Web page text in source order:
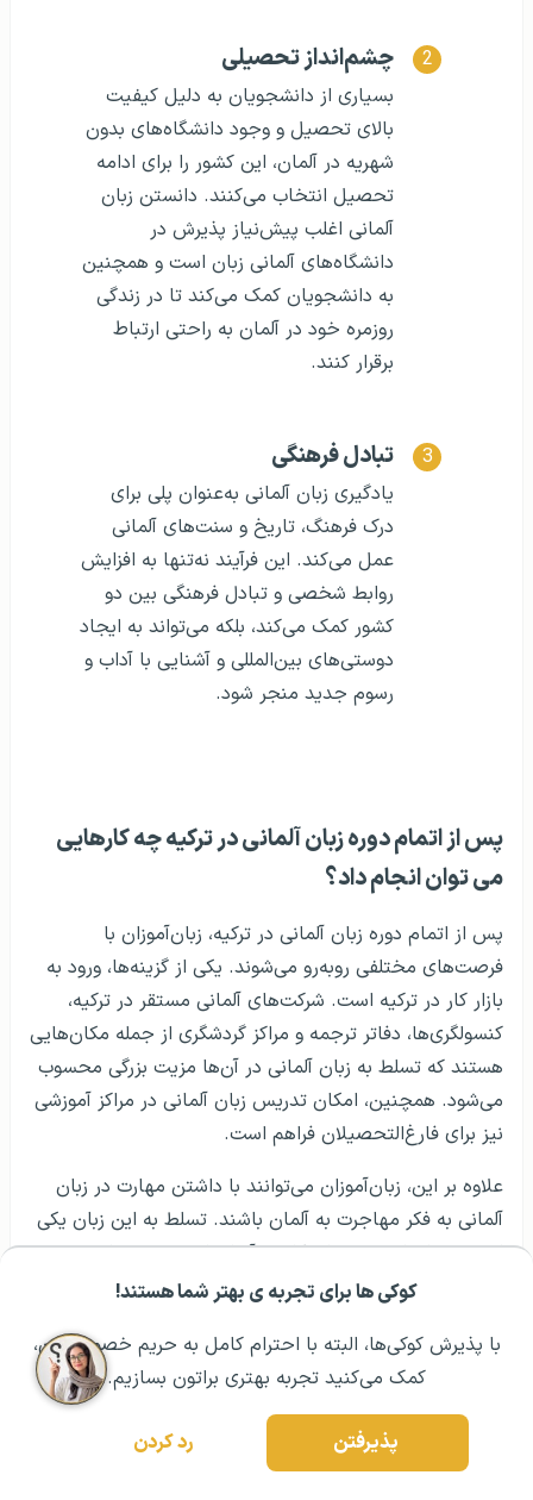
کوکی ها برای تجربه ی بهتر شما هستند!
با پذیرش کوکی‌ها، البته با احترام کامل به حریم خصوصیتون،
کمک می‌کنید تجربه بهتری براتون بسازیم.
پذیرفتن رد کردن
مشــاوره اولیه رایگان: ۰۲۱ ۴۳۰۰۰ ۰۲۱ رزرو مشاوره تخصصی
چشم‌انداز تحصیلی
بسیاری از دانشجویان به دلیل کیفیت
بالای تحصیل و وجود دانشگاه‌های بدون
شهریه در آلمان، این کشور را برای ادامه
تحصیل انتخاب می‌کنند. دانستن زبان
آلمانی اغلب پیش‌نیاز پذیرش در
دانشگاه‌های آلمانی زبان است و همچنین
به دانشجویان کمک می‌کند تا در زندگی
روزمره خود در آلمان به راحتی ارتباط
برقرار کنند.
تبادل فرهنگی
یادگیری زبان آلمانی به‌عنوان پلی برای
درک فرهنگ، تاریخ و سنت‌های آلمانی
عمل می‌کند. این فرآیند نه‌تنها به افزایش
روابط شخصی و تبادل فرهنگی بین دو
کشور کمک می‌کند، بلکه می‌تواند به ایجاد
دوستی‌های بین‌المللی و آشنایی با آداب و
رسوم جدید منجر شود.
پس از اتمام دوره زبان آلمانی در ترکیه چه کارهایی
می توان انجام داد؟
پس از اتمام دوره زبان آلمانی در ترکیه، زبان‌آموزان با
فرصت‌های مختلفی روبه‌رو می‌شوند. یکی از گزینه‌ها، ورود به
بازار کار در ترکیه است. شرکت‌های آلمانی مستقر در ترکیه،
کنسولگری‌ها، دفاتر ترجمه و مراکز گردشگری از جمله مکان‌هایی
هستند که تسلط به زبان آلمانی در آن‌ها مزیت بزرگی محسوب
می‌شود. همچنین، امکان تدریس زبان آلمانی در مراکز آموزشی
نیز برای فارغ‌التحصیلان فراهم است.
علاوه بر این، زبان‌آموزان می‌توانند با داشتن مهارت در زبان
آلمانی به فکر مهاجرت به آلمان باشند. تسلط به این زبان یکی
از پیش‌نیازهای مهم برای کار در آلمان است و می‌تواند مسیر
مهاجرت به این کشور را هموارتر کند. از سوی دیگر،
کنسولگری‌ها و سفارتخانه‌ها، یا به عنوان مترجم و فعال در
دفاتر ترجمه رسمی مشغول به کار شوند.
نظام آموزشی آلمان بیمه دانشجویی در آلمان